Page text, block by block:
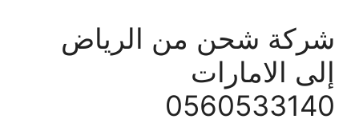
شركة شحن من الرياض
إلى الامارات
0560533140